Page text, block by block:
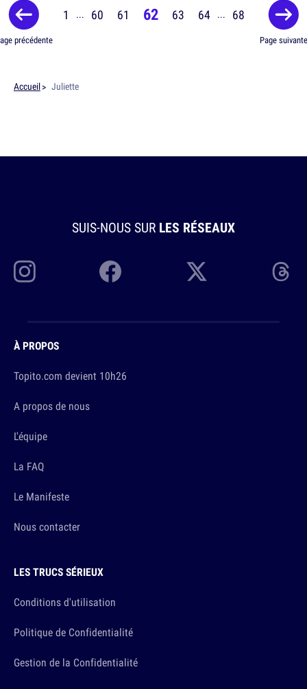
précédente
1 ... 60 61 62 63 64 ... 68
Page suivante
Accueil Juliette
SUIS-NOUS SUR LES RÉSEAUX
À PROPOS
Topito.com devient 10h26
A propos de nous
L'équipe
La FAQ
Le Manifeste
Nous contacter
LES TRUCS SÉRIEUX
Conditions d'utilisation
Politique de Confidentialité
Gestion de la Confidentialité